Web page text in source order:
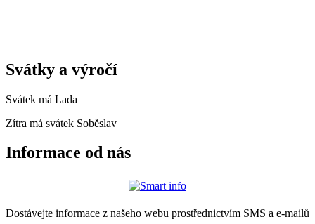
Svátky a výročí
Svátek má Lada
Zítra má svátek Soběslav
Informace od nás
Dostávejte informace z našeho webu prostřednictvím SMS a e-mailů